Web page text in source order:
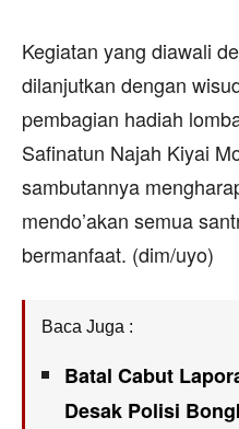
Kegiatan yang diawali
dilanjutkan dengan
pembagian hadiah
Safinatun Najah Kiyai
sambutannya
mendo’akan semua
bermanfaat. (dim/uyo)
Baca Juga :
Batal Cabut
Desak Polisi